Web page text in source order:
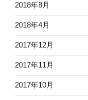
2018年8月
2018年4月
2017年12月
2017年11月
2017年10月